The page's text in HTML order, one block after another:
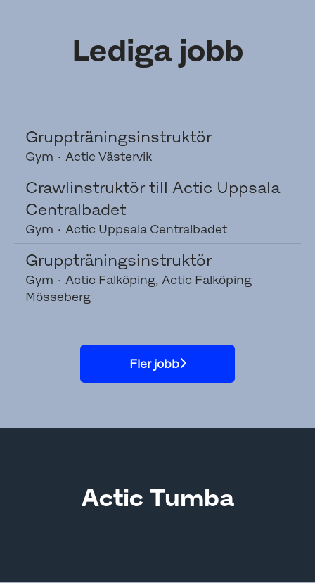
Lediga jobb
Gruppträningsinstruktör
Gym · Actic Västervik
Crawlinstruktör till Actic Uppsala
Centralbadet
Gym · Actic Uppsala Centralbadet
Gruppträningsinstruktör
Gym · Actic Falköping, Actic Falköping
Mösseberg
Fler jobb
Actic Tumba